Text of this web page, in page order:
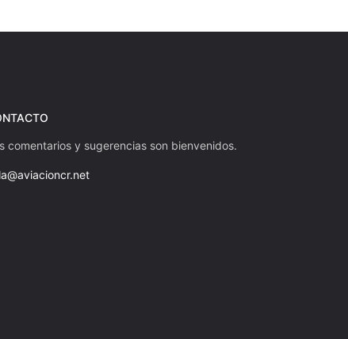
comentarios y sugerencias son bienvenidos.